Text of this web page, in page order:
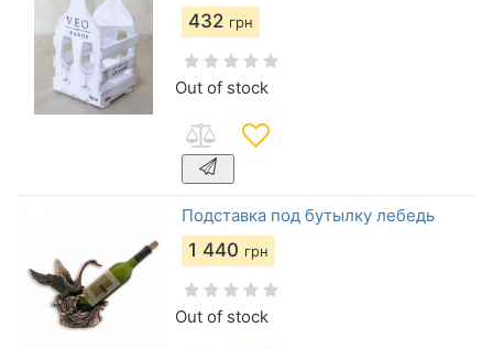
432 грн
Out of stock
Подставка под бутылку лебедь
1 440 грн
Out of stock